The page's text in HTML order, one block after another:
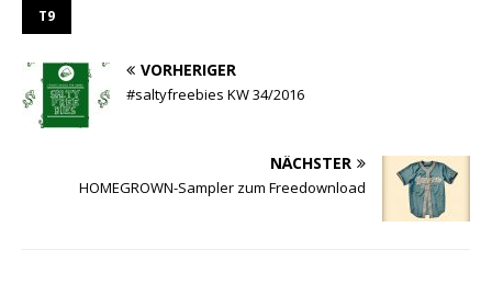
T9
VORHERIGER
#saltyfreebies KW 34/2016
NÄCHSTER
HOMEGROWN-Sampler zum Freedownload